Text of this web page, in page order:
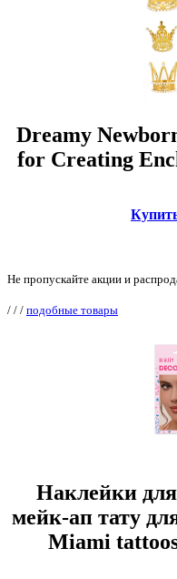
Dreamy
for Creating
Не пропускайте акции и
/ / / подобные товары
Наклейки
мейк-ап тату
Miami